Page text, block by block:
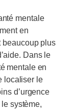
mentale
en
beaucoup plus
Dans le
mentale en
localiser le
d’urgence
système,